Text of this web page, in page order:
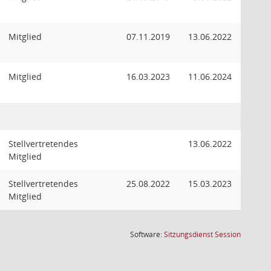
Mitglied 07.11.2019 13.06.2022
Mitglied 16.03.2023 11.06.2024
Stellvertretendes
Mitglied
13.06.2022
Stellvertretendes
Mitglied
25.08.2022 15.03.2023
Software:SitzungsdienstSession(Wird in